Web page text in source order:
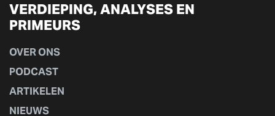
VERDIEPING, ANALYSES EN
PRIMEURS
OVER ONS
PODCAST
ARTIKELEN
NIEUWS